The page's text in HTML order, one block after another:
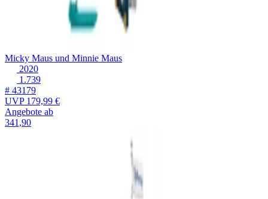
Micky Maus und Minnie Maus
2020
1.739
# 43179
UVP179,99 €
Angebote ab
341,90